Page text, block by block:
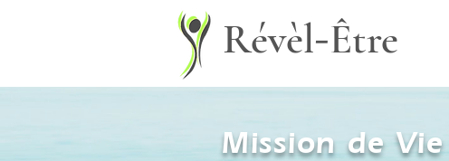
Révèl-Être
Mission de